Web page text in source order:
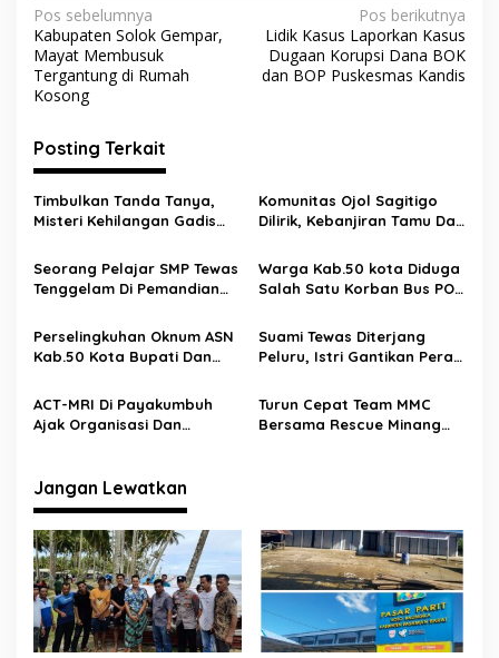
N
a
v
i
g
a
s
i
p
o
s
Pos sebelumnya
Kabupaten Solok Gempar,
Mayat Membusuk
Tergantung di Rumah
Kosong
Pos berikutnya
Lidik Kasus Laporkan Kasus
Dugaan Korupsi Dana BOK
dan BOP Puskesmas Kandis
Posting Terkait
Timbulkan Tanda Tanya,
Misteri Kehilangan Gadis
Komunitas Ojol Sagitigo
Dilirik, Kebanjiran Tamu Dari
Seorang Pelajar SMP Tewas
Tenggelam Di Pemandian
Warga Kab.50 kota Diduga
Salah Satu Korban Bus PO
Perselingkuhan Oknum ASN
Kab.50 Kota Bupati Dan
Suami Tewas Diterjang
Peluru, Istri Gantikan Peran
Narkoba
ACT-MRI Di Payakumbuh
Ajak Organisasi Dan
Turun Cepat Team MMC
Bersama Rescue Minang
Jangan Lewatkan